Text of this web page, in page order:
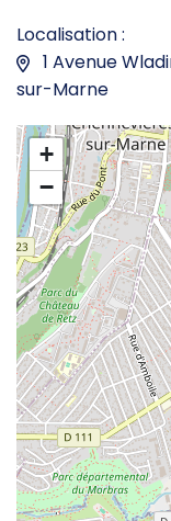
Localisation :
1 Avenue
sur-Marne
+
−